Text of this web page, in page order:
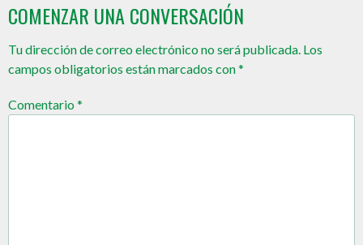
COMENZAR UNA CONVERSACIÓN
Tu dirección de correo electrónico no será publicada. Los
campos obligatorios están marcados con*
Comentario*